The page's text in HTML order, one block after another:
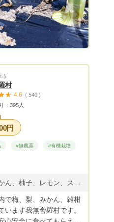
市
村
4.6 ( 540 )
：395人
円
#無農薬 #有機栽培
で梅、梨、みかん、雑柑
います我無舎羅村です。